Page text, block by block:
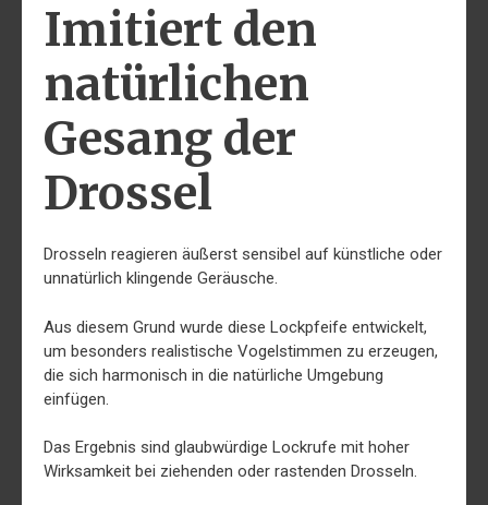
Imitiert den
natürlichen
Gesang der
Drossel
Drosseln reagieren äußerst sensibel auf künstliche oder
unnatürlich klingende Geräusche.
Aus diesem Grund wurde diese Lockpfeife entwickelt,
um besonders realistische Vogelstimmen zu erzeugen,
die sich harmonisch in die natürliche Umgebung
einfügen.
Das Ergebnis sind glaubwürdige Lockrufe mit hoher
Wirksamkeit bei ziehenden oder rastenden Drosseln.